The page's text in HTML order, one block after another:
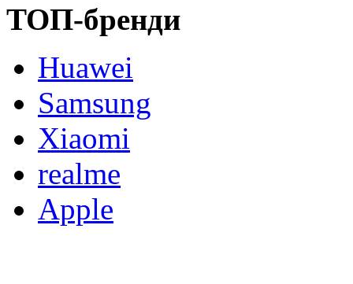
ТОП-бренди
Huawei
Samsung
Xiaomi
realme
Apple